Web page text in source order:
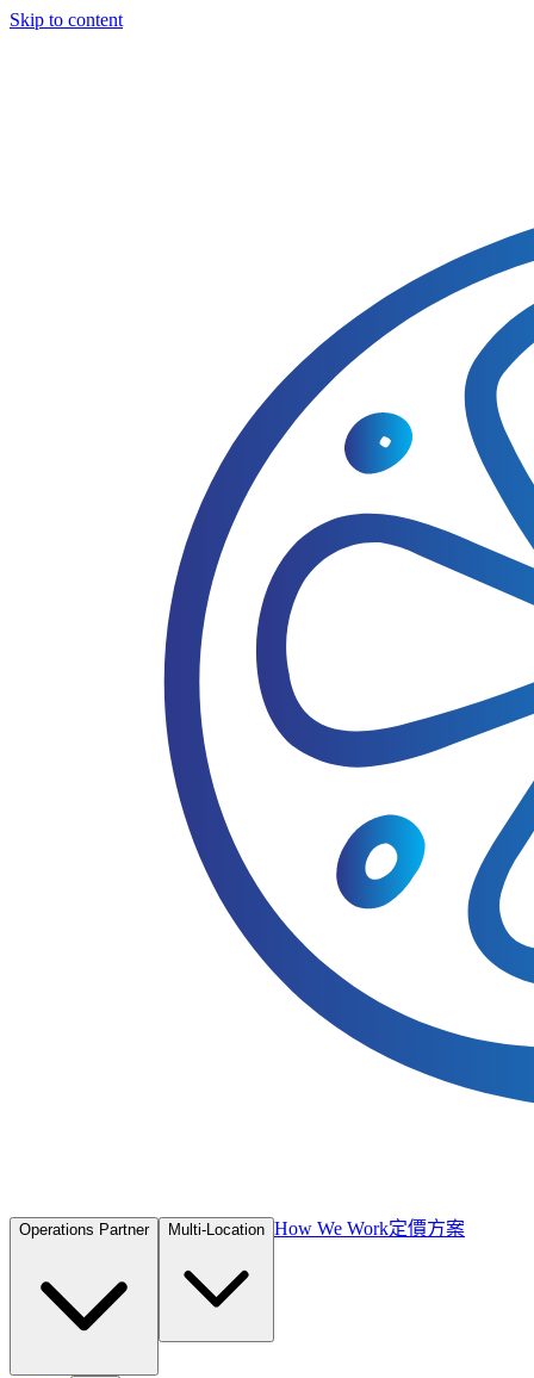
Skip to content
Operations Partner Multi-Location How We Work定價方案